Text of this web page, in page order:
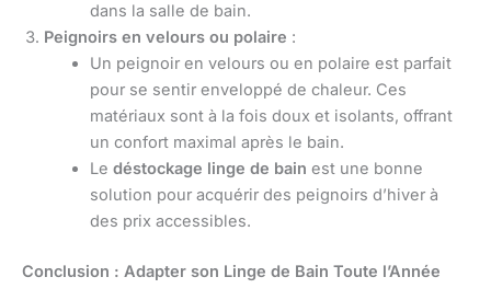
dans la salle de bain.
Peignoirs en velours ou polaire :
Un peignoir en velours ou en polaire est parfait
pour se sentir enveloppé de chaleur. Ces
matériaux sont à la fois doux et isolants, offrant
un confort maximal après le bain.
Le déstockage linge de bain est une bonne
solution pour acquérir des peignoirs d’hiver à
des prix accessibles.
Conclusion : Adapter son Linge de Bain Toute l’Année